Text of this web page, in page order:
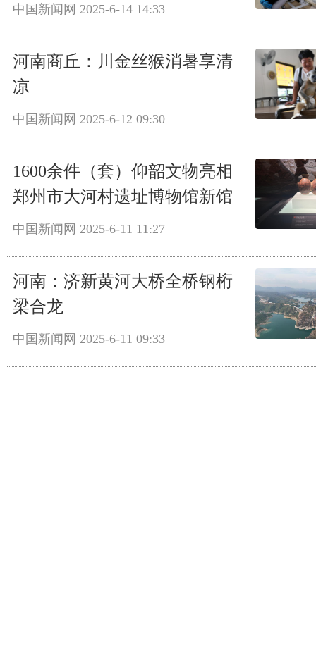
中国新闻网 2025-6-14 14:33
河南商丘：川金丝猴消暑享清
凉
中国新闻网 2025-6-12 09:30
1600余件（套）仰韶文物亮相
郑州市大河村遗址博物馆新馆
中国新闻网 2025-6-11 11:27
河南：济新黄河大桥全桥钢桁
梁合龙
中国新闻网 2025-6-11 09:33